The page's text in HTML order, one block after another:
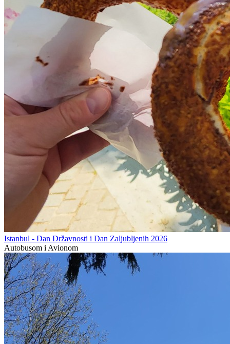
Istanbul - Dan Državnosti i Dan Zaljubljenih 2026
Autobusom i Avionom